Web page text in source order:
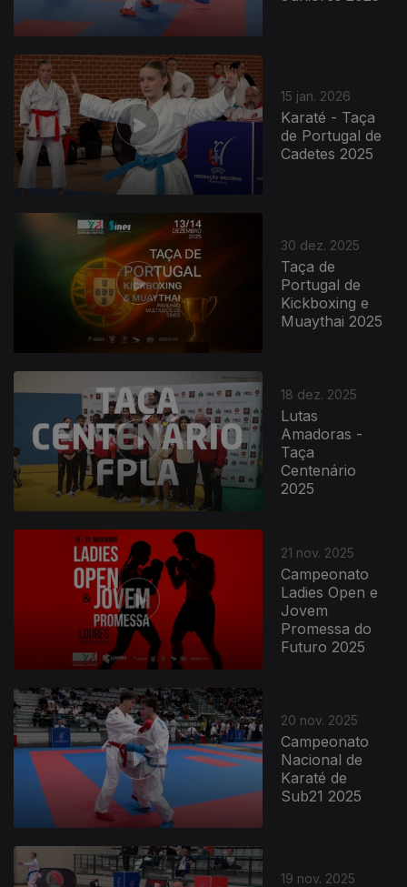
15 jan. 2026
Karaté - Taça
de Portugal de
Cadetes 2025
30 dez. 2025
Taça de
Portugal de
Kickboxing e
Muaythai 2025
18 dez. 2025
Lutas
Amadoras -
Taça
Centenário
2025
21 nov. 2025
Campeonato
Ladies Open e
Jovem
Promessa do
Futuro 2025
20 nov. 2025
Campeonato
Nacional de
Karaté de
Sub21 2025
19 nov. 2025
890687